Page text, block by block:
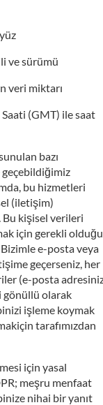
ve sürümü
veri miktarı
(GMT) ile saat
bazı
bu hizmetleri
(iletişim)
Bu kişisel verileri
için gerekli olduğu
e-posta veya
geçerseniz, her
(e-posta
gönüllü olarak
işleme koymak
tarafımızdan
için yasal
meşru menfaat
nihai bir yanıt